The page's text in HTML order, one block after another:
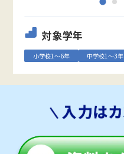
対象学年
小学校1～6年 中学校1～3年